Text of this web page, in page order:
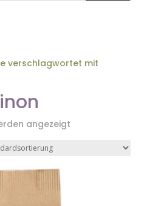
verschlagwortet mit
angezeigt